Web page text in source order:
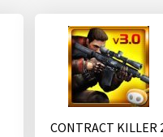
CONTRACT KILLER